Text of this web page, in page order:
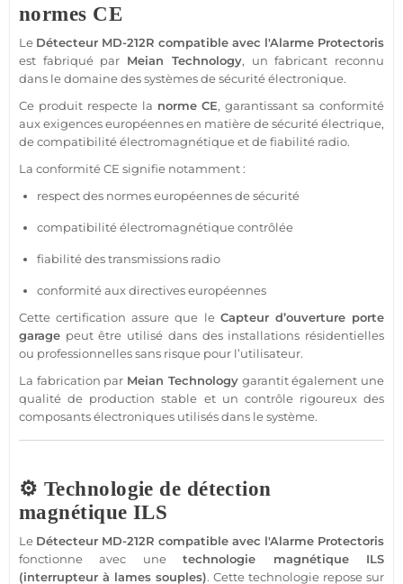
normes CE
Le Détecteur MD-212R compatible avec l'Alarme Protectoris
est fabriqué par Meian Technology, un fabricant reconnu
dans le domaine des systèmes desécuritéélectronique.
Ce produit respecte la norme CE, garantissant sa conformité
aux exigences européennes en matière desécuritéélectrique,
de compatibilité électromagnétique et de fiabilité radio.
La conformité CE signifie notamment :
respect des normes européennes desécurité
compatibilité électromagnétique contrôlée
fiabilité des transmissions radio
conformité aux directives européennes
Cette certification assure que le Capteurd’ouverture porte
garage peut être utilisé dans des installations résidentielles
ou professionnelles sans risque pour l’utilisateur.
La fabrication par Meian Technologygarantit également une
qualité de production stable et un contrôle rigoureux des
composants électroniques utilisés dans lesystème.
⚙️ Technologie de détection
magnétique ILS
Le Détecteur MD-212R compatible avec l'Alarme Protectoris
fonctionne avec unetechnologie magnétique ILS
(interrupteur à lames souples). Cette technologie repose sur